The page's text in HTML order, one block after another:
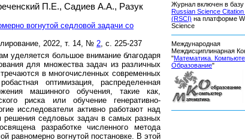
П.Е., Садиев А.А., Разук
вогнутой седловой задачи со
2022, т. 14, № 2 , с. 225-237
уделяется большое внимание благодаря
для множества задач из различных
в многочисленных современных
оптимизация, распределенная
машинного обучения, такие как,
риска или обучение генеративно-
исследователи активно работают над
решения седловых задач в самых разных
разработке численного метода
равномерно вогнутой постановке. В этой
Журнал включен в
Russian Science Citation
(RSCI) на платформе
Science
Международная
Междисциплинарная
"Математика.
Образование"